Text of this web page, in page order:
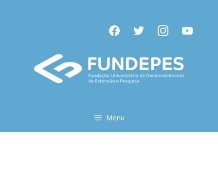
facebooktwitter instagramyoutube
Menu